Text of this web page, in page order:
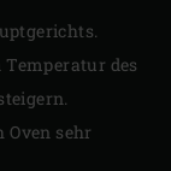
des
Oven sehr